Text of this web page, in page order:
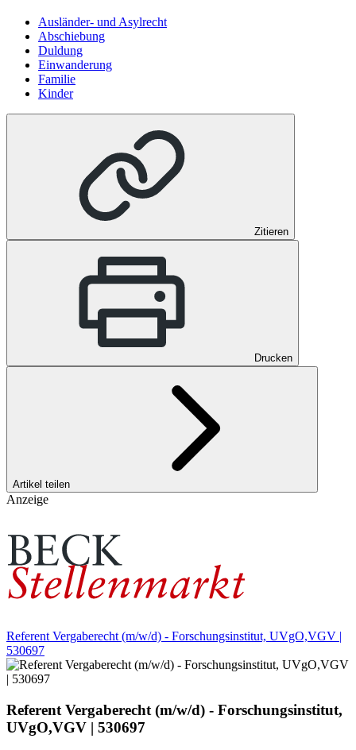
Ausländer- und Asylrecht
Abschiebung
Duldung
Einwanderung
Familie
Kinder
Zitieren
Drucken
Artikel teilen
Anzeige
Referent Vergaberecht (m/w/d) - Forschungsinstitut, UVgO,VGV |
530697
Referent Vergaberecht (m/w/d) - Forschungsinstitut,
UVgO,VGV | 530697